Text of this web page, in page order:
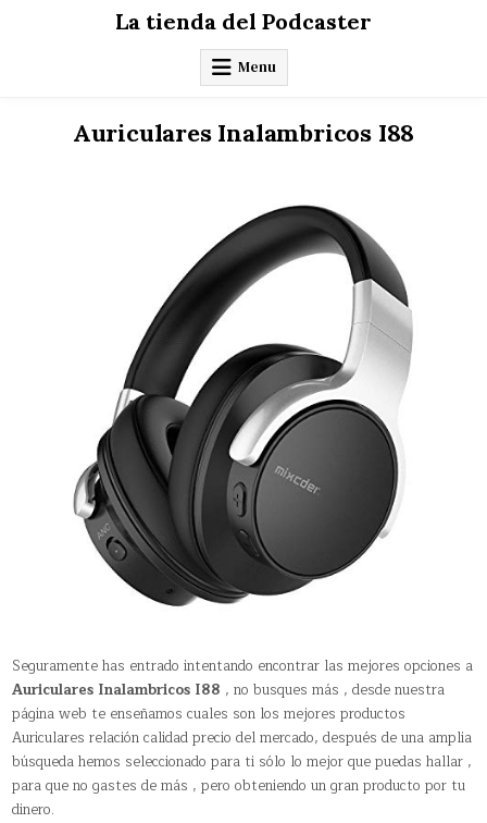
La tienda del Podcaster
Menu
Auriculares Inalambricos I88
Seguramente has entrado intentando encontrar las mejores opciones a
Auriculares Inalambricos I88 , no busques más , desde nuestra
página web te enseñamos cuales son los mejores productos
Auriculares relación calidad precio del mercado, después de una amplia
búsqueda hemos seleccionado para ti sólo lo mejor que puedas hallar ,
para que no gastes de más , pero obteniendo un gran producto por tu
dinero.